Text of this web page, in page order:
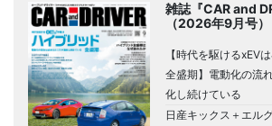
雑誌『CAR and
（2026年9月号）
【時代を駆けるxEV
全盛期】電動化の流
化し続けている
日産キックス＋エル